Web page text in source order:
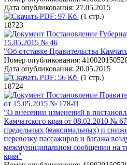
Дата опубликования: 27.05.2015
PDF: 97 Кб (1 стр.)
18723
Постановление
15.05.2015 № 46
"Об отставке Правительства
Номер опубликования:
Дата опубликования: 20.05.2015
PDF: 56 Кб (1 стр.)
18724
Постановление
от 15.05.2015 № 178-П
"О внесении изменений в
Камчатского края от 08.02.2010 №
предельных (максимальных) и
перевозку пассажиров и багажа
межмуниципальном сообщении на
края"